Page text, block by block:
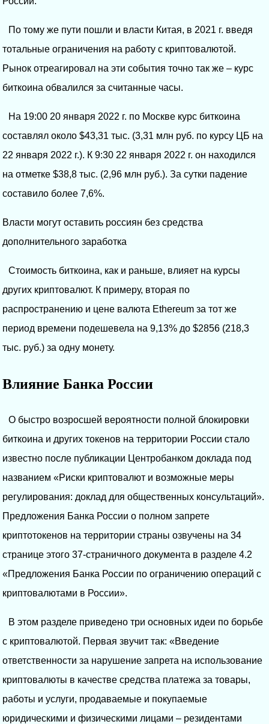
По тому же пути пошли и власти Китая, в 2021 г. введя
тотальные ограничения на работу с криптовалютой.
Рынок отреагировал на эти события точно так же – курс
биткоина обвалился за считанные часы.
На 19:00 20 января 2022 г. по Москве курс биткоина
составлял около $43,31 тыс. (3,31 млн руб. по курсу ЦБ на
22 января 2022 г.). К 9:30 22 января 2022 г. он находился
на отметке $38,8 тыс. (2,96 млн руб.). За сутки падение
составило более 7,6%.
Власти могут оставить россиян без средства
дополнительного заработка
Стоимость биткоина, как и раньше, влияет на курсы
других криптовалют. К примеру, вторая по
распространению и цене валюта Ethereum за тот же
период времени подешевела на 9,13% до $2856 (218,3
тыс. руб.) за одну монету.
Влияние Банка России
О быстро возросшей вероятности полной блокировки
биткоина и других токенов на территории России стало
известно после публикации Центробанком доклада под
названием «Риски криптовалют и возможные меры
регулирования: доклад для общественных консультаций».
Предложения Банка России о полном запрете
криптотокенов на территории страны озвучены на 34
странице этого 37-страничного документа в разделе 4.2
«Предложения Банка России по ограничению операций с
криптовалютами в России».
В этом разделе приведено три основных идеи по борьбе
с криптовалютой. Первая звучит так: «Введение
ответственности за нарушение запрета на использование
криптовалюты в качестве средства платежа за товары,
работы и услуги, продаваемые и покупаемые
юридическими и физическими лицами – резидентами